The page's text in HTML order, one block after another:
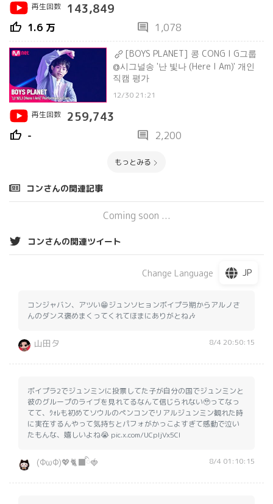
再生回数 143,849
thumb_up 1.6 万 comment 1,078
[BOYS PLANET] 콩 CONG I G그룹
@시그널송 '난 빛나 (Here I Am)' 개인
직캠 평가
12/30 21:21
再生回数
259,743
thumb_up - comment 2,200
もっとみる
コンさんの関連記事
Coming soon ...
コンさんの関連ツイート
Change Language JP
コンジャバン、アツい😁ジュンソヒョンボイプラ期からアルノさ
んのダンス褒めまくってくれてほまにありがとね🎶
山田タ 8/4 20:50:15
ボイプラ2でジュンミンに投票してた子が自分の国でジュンミンと
彼のグループのライブを見れてるなんて信じられない🥹ってなっ
てて、ｳｫﾚも初めてソウルのペンコンでリアルジュンミン観れた時
に実在するんやって気持ちとパフォがかっこよすぎて感動で泣い
たもんな、嬉しいよね😭 pic.x.com/UCpIjVx5CI
‎ (ΦωΦ)💖🐈‍⬛ིྀ🍓 8/4 01:10:15